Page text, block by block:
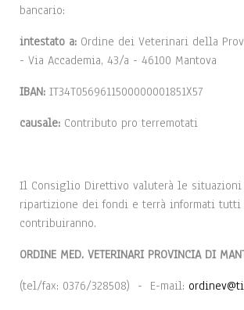
bancario:
intestato a: Ordine dei Veterinari della
- Via Accademia, 43/a - 46100 Mantova
IBAN: IT34T0569611500000001851X57
causale: Contributo pro terremotati
Il Consiglio Direttivo valuterà le situazioni
ripartizione dei fondi e terrà informati tutti
contribuiranno.
ORDINE MED. VETERINARI PROVINCIA DI
(tel/fax: 0376/328508) - E-mail: